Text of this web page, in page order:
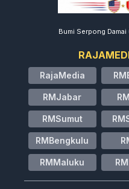
Bumi Serpong
RajaMedia
RMJabar
RMSumut
RMBengkulu
RMMaluku